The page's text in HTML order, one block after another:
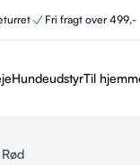
Fri fragt over 499,-
HundeudstyrTil